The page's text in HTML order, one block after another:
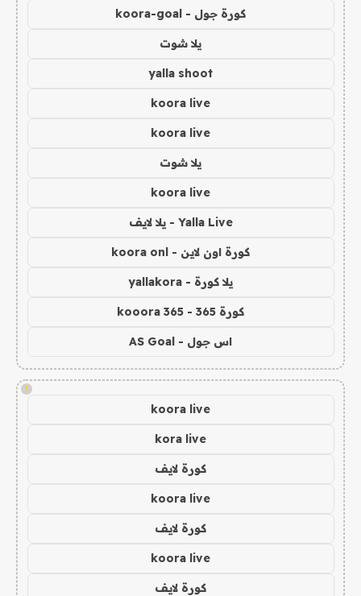
كورة جول - koora-goal
يلا شوت
yalla shoot
koora live
koora live
يلا شوت
koora live
Yalla Live - يلا لايف
كورة اون لاين - koora onl
يلا كورة - yallakora
كورة 365 - kooora 365
اس جول - AS Goal
!
koora live
kora live
كورة لايف
koora live
كورة لايف
koora live
كورة لايف